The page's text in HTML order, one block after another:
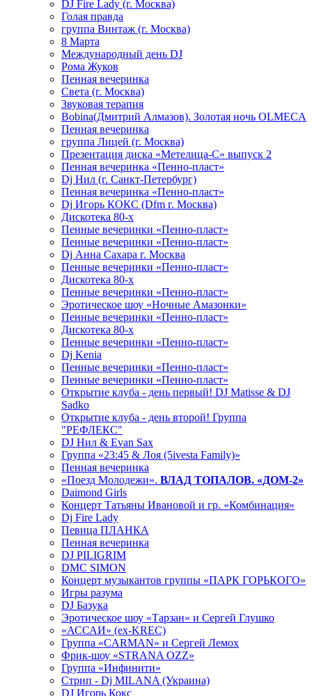
DJ Fire Lady (г. Москва)
Голая правда
группа Винтаж (г. Москва)
8 Марта
Международный день DJ
Рома Жуков
Пенная вечеринка
Света (г. Москва)
Звуковая терапия
Bobina(Дмитрий Алмазов). Золотая ночь OLMECA
Пенная вечеринка
группа Лицей (г. Москва)
Презентация диска «Метелица-С» выпуск 2
Пенная вечеринка «Пенно-пласт»
Dj Нил (г. Санкт-Петербург)
Пенная вечеринка «Пенно-пласт»
Dj Игорь КОКС (Dfm г. Москва)
Дискотека 80-х
Пенные вечеринки «Пенно-пласт»
Пенные вечеринки «Пенно-пласт»
Dj Анна Сахара г. Москва
Пенные вечеринки «Пенно-пласт»
Дискотека 80-х
Пенные вечеринки «Пенно-пласт»
Эротическое шоу «Ночные Амазонки»
Пенные вечеринки «Пенно-пласт»
Дискотека 80-х
Пенные вечеринки «Пенно-пласт»
Dj Kenia
Пенные вечеринки «Пенно-пласт»
Пенные вечеринки «Пенно-пласт»
Открытие клуба - день первый! DJ Matisse & DJ
Sadko
Открытие клуба - день второй! Группа
"РЕФЛЕКС"
DJ Нил & Evan Sax
Группа «23:45 & Лоя (5ivesta Family)»
Пенная вечеринка
«Поезд Молодежи». ВЛАД ТОПАЛОВ. «ДОМ-2»
Daimond Girls
Концерт Татьяны Ивановой и гр. «Комбинация»
Dj Fire Lady
Певица ПЛАНКА
Пенная вечеринка
DJ PILIGRIM
DMC SIMON
Концерт музыкантов группы «ПАРК ГОРЬКОГО»
Игры разума
DJ Базука
Эротическое шоу «Тарзан» и Сергей Глушко
«АССАИ» (ex-KREC)
Группа «CARMAN» и Сергей Лемох
Фрик-шоу «STRANA OZZ»
Группа «Инфинити»
Стрип - Dj MILANA (Украина)
DJ Игорь Кокс